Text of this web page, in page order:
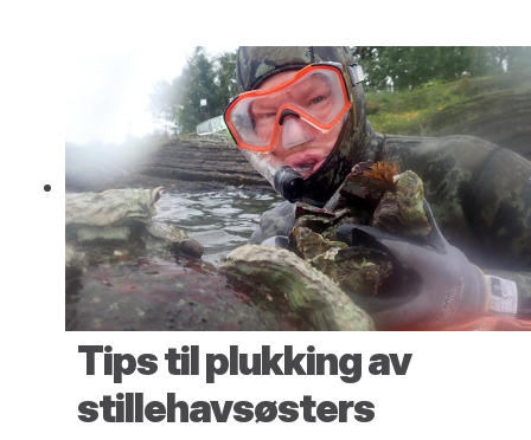
Tips til plukking av
stillehavsøsters